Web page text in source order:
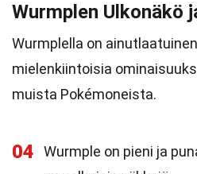
Wurmplen Ulkonäkö
Wurmplella on
mielenkiintoisia
muista Pokémoneista.
04
Wurmple on pieni ja